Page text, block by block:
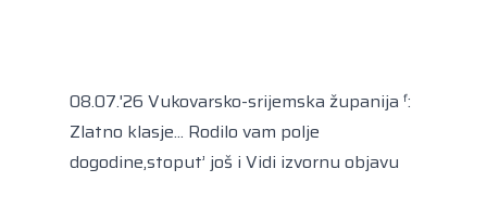
08.07.'26 Vukovarsko-srijemska županija ᶠ:
Zlatno klasje... Rodilo vam polje
dogodine,stoput’ još i Vidi izvornu objavu